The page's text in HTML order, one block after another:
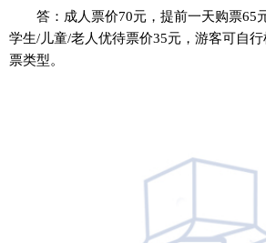
答：成人票价70元，提前一天购票65
学生/儿童/老人优待票价35元，游客可自
票类型。